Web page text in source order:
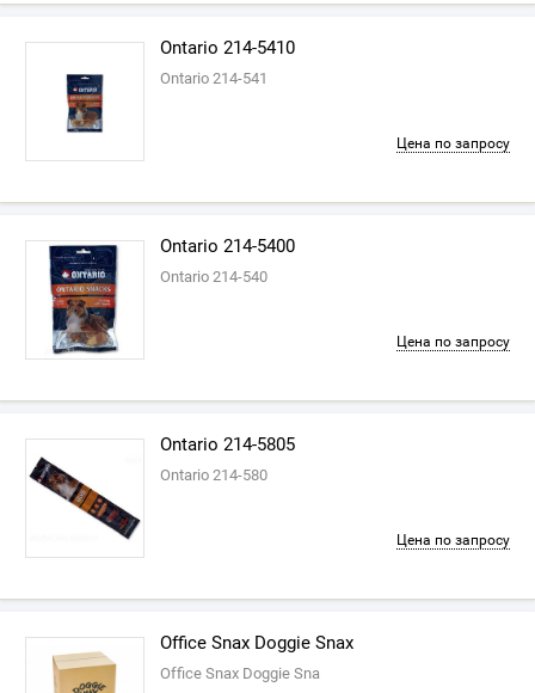
Ontario 214-5410
Ontario 214-541
Цена по запросу
Ontario 214-5400
Ontario 214-540
Цена по запросу
Ontario 214-5805
Ontario 214-580
Цена по запросу
Office Snax Doggie Snax
Office Snax Doggie Sna